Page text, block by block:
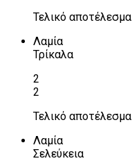
Τελικό αποτέλεσμα
Λαμία
Τρίκαλα
2
2
Τελικό αποτέλεσμα
Λαμία
Σελεύκεια